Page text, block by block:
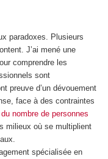
paradoxes. Plusieurs
J’ai mené une
comprendre les
sont
preuve d’un dévouement
face à des contraintes
nombre de personnes
milieux où se multiplient
spécialisée en